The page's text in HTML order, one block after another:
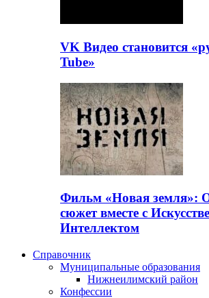
VK Видео становится
Tube»
Фильм «Новая земля»:
сюжет вместе с
Интеллектом
Справочник
Муниципальные образования
Нижнеилимский район
Конфессии